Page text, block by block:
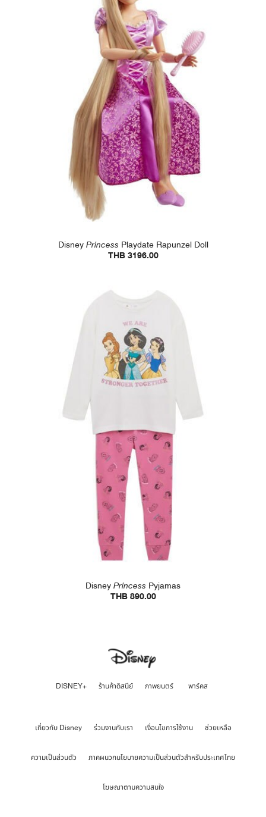
DisneyPrincess Playdate Rapunzel Doll
THB 3196.00
DisneyPrincess Pyjamas
THB 890.00
DISNEY+ ร้านค้าดิสนีย์ ภาพยนตร์ พาร์คส
เกี่ยวกับ Disney ร่วมงานกับเรา เงื่อนไขการใช้งาน ช่วยเหลือ
ความเป็นส่วนตัว ภาคผนวกนโยบายความเป็นส่วนตัวสำหรับประเทศไทย
โฆษณาตามความสนใจ